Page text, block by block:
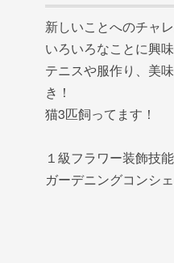
新しいことへのチャ
いろいろなことに興
テニスや服作り、美
き！
猫3匹飼ってます！
１級フラワー装飾技
ガーデニングコンシ